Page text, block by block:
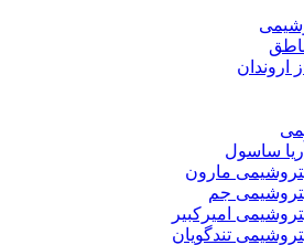
اروندان
آریا ساسول
مارون
جم
امیرکبیر
تندگویان